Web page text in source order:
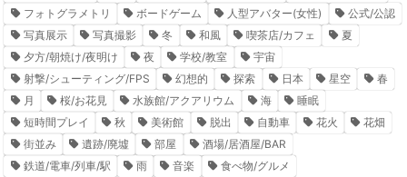
フォトグラメトリ
ボードゲーム 人型アバター(女性)
公式/公認
写真展示
写真撮影 冬 和風 喫茶店/カフェ
夏
夕方/朝焼け/夜明け
夜 学校/教室
宇宙
射撃/シューティング/FPS
幻想的 探索 日本 星空
春
月
桜/お花見 水族館/アクアリウム 海
睡眠
短時間プレイ
秋 美術館 脱出 自動車 花火
花畑
街並み
遺跡/廃墟 部屋
酒場/居酒屋/BAR
鉄道/電車/列車/駅
雨 音楽 食べ物/グルメ